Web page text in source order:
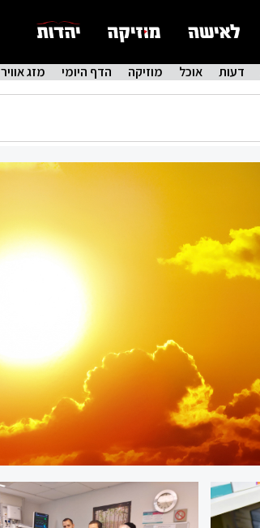
דעות אוכל מוזיקה הדף היומי מזג אוויר